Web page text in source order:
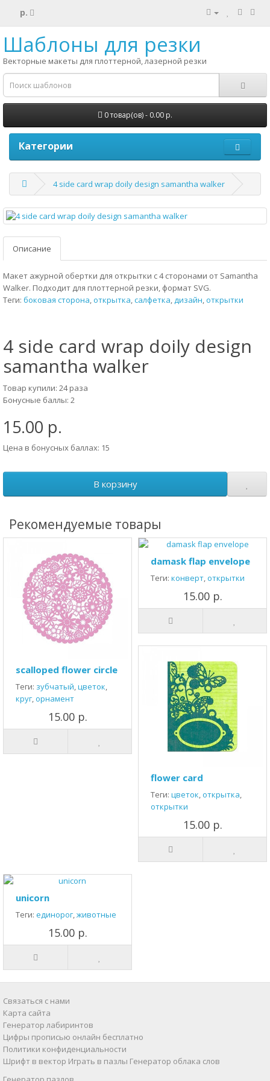
р.
Шаблоны для резки
Векторные макеты для плоттерной, лазерной резки
0 товар(ов) - 0.00 р.
Категории
4 side card wrap doily design samantha walker
Описание
Макет ажурной обертки для открытки с 4 сторонами от Samantha
Walker. Подходит для плоттерной резки, формат SVG.
Теги: боковая сторона,открытка,салфетка,дизайн,открытки
4 side card wrap doily design
samantha walker
Товар купили: 24 раза
Бонусные баллы: 2
15.00 р.
Цена в бонусных баллах: 15
В корзину
Рекомендуемые товары
scalloped flower circle
Теги: зубчатый,цветок,
круг,орнамент
15.00 р.
damask flap envelope
Теги: конверт,открытки
15.00 р.
flower card
Теги: цветок,открытка,
открытки
15.00 р.
unicorn
Теги: единорог,животные
15.00 р.
Связаться с нами
Карта сайта
Генератор лабиринтов
Цифры прописью онлайн бесплатно
Политики конфиденциальности
Шрифт в вектор Играть в пазлы Генератор облака слов